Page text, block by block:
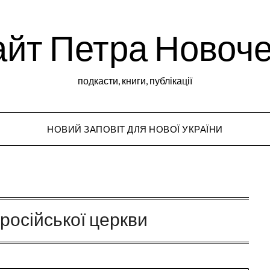
Петра
подкасти, книги, публікації
НОВИЙ ЗАПОВІТ ДЛЯ НОВОЇ УКРАЇНИ
церкви